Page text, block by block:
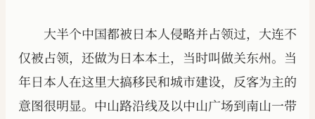
大半个中国都被日本人侵略并占领过，大连不
仅被占领，还做为日本本土，当时叫做关东州。当
年日本人在这里大搞移民和城市建设，反客为主的
意图很明显。中山路沿线及以中山广场到南山一带